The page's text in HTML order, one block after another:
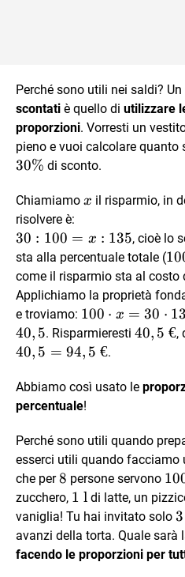
Perché sono utili nei saldi?
scontati è quello di utilizzare
proporzioni. Vorresti un
pieno e vuoi calcolare quanto
30% di sconto.
Chiamiamo x
x il risparmio, in
risolvere è:
30:100=x:135
30 : 100 = x : 135, cioè lo
sta alla percentuale totale (
come il risparmio sta al costo
Applichiamo la proprietà
e troviamo: 100
\cdot
x=
\cdot
135
100 ⋅ x = 30 ⋅
40, 5. Risparmieresti40,
40, 5 €,
40, 5 = 94, 5 €.
Abbiamo così usato le
percentuale!
Perché sono utili quando
esserci utili quando facciamo
che per8
8 persone servono
g}
zucchero, 1
\text{
l}
1 l di latte, un
vaniglia! Tu hai invitato solo 3
3
avanzi della torta. Quale sarà
facendo le proporzioni per